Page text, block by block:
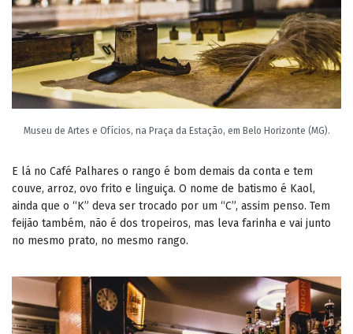
Museu de Artes e Ofícios, na Praça da Estação, em Belo Horizonte (MG).
E lá no Café Palhares o rango é bom demais da conta e tem
couve, arroz, ovo frito e linguiça. O nome de batismo é Kaol,
ainda que o “K” deva ser trocado por um “C”, assim penso. Tem
feijão também, não é dos tropeiros, mas leva farinha e vai junto
no mesmo prato, no mesmo rango.